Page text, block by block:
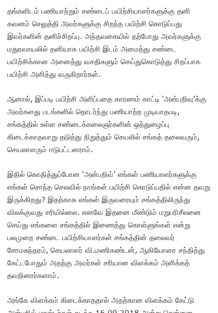
தங்களிடம் பணியாற்றும் சண்டைப் பயிற்சியாளர்களுக்கு தனி
கவனம் செலுத்தி அவர்களுக்கு சிறந்த பயிற்சி கொடுப்பது
இவர்களின் தனிச்சிறப்பு. அந்தவகையில் தற்போது அவர்களுக்கு
மதுரவாயலில் தனியாக பயிற்சி இடம் அமைத்து சண்டை
பயிற்சிக்கான அனைத்து வசதிகளும் செய்துகொடுத்து சிறப்பாக
பயிற்சி அளித்து வருகிறார்கள்.
ஆனால், இப்படி பயிற்சி அளிப்பதை காரணம் காட்டி ‘அன்பறிவு’க்கு
அவர்களது படங்களில் தொடர்ந்து பணியாற்ற முடியாதபடி,
சங்கத்தில் உள்ள சண்டைக்கலைஞர்களின் ஒத்துழைப்பு
கிடைக்காதவாறு தடுத்து நிறுத்தும் செயலில் சங்கத் தலைவரும்,
செயலாளரும் ஈடுபட்டனராம்.
இதில் கொதித்துப்போன ‘அன்பறிவ்’ எங்கள் பணியாளர்களுக்கு
எங்கள் சொந்த செலவில் நாங்கள் பயிற்சி கொடுப்பதில் என்ன தவறு
இருக்கிறது? இதற்காக எங்கள் இருவரையும் சங்கத்திலிருந்து
விலக்குவது சரியில்லை. எனவே இதனை மீண்டும் மறுபரிசீலனை
செய்து எங்களை சங்கத்தில் இணைத்து கொள்ளுங்கள் என்று
பலமுறை சண்டை பயிற்சியாளர்கள் சங்கத்தின் தலைவர்
சோமசுந்தரம், செயலாளர் வி.மணிகண்டன், ஆகியோரை சந்தித்து
கேட்டபோதும் அதற்கு அவர்கள் சரியான விளக்கம் அளிக்கத்
தவறினார்களாம்.
அங்கே விளக்கம் கிடைக்காததால் அதற்கான விளக்கம் கேட்டு